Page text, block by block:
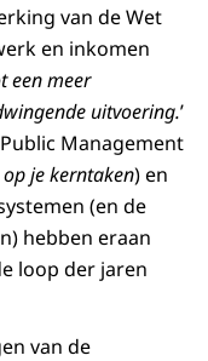
van de Wet
en inkomen
een meer
uitvoering.’
Management
je kerntaken) en
(en de
hebben eraan
loop der jaren
van de